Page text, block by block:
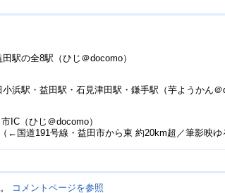
駅の全8駅（ひじ＠docomo）
浜駅・益田駅・石見津田駅・鎌手駅（芋ようかん＠
IC（ひじ＠docomo）
←国道191号線・益田市から東 約20km超／筆影映ゆ
コメントページを参照